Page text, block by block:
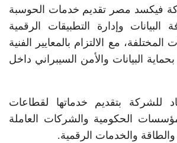
فيكسد مصر تقديم خدمات الحوسبة
البيانات وإدارة التطبيقات الرقمية
مع الالتزام بالمعايير الفنية
البيانات والأمن السيبراني داخل
للشركة بتقديم خدماتها لقطاعات
الحكومية والشركات العاملة
والخدمات الرقمية.